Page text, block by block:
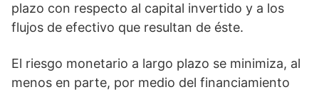
plazo con respecto al capital invertido y a los
flujos de efectivo que resultan de éste.
El riesgo monetario a largo plazo se minimiza, al
menos en parte, por medio del financiamiento